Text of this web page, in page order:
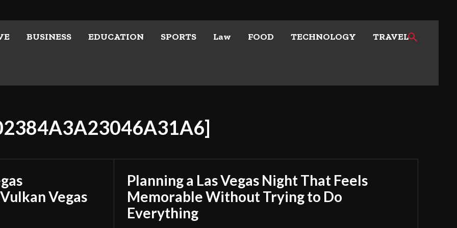
BUSINESS EDUCATION SPORTS Law FOOD TECHNOLOGY TRAVEL
Vegas
Planning a Las Vegas Night That Feels
Memorable Without Trying to Do
Everything